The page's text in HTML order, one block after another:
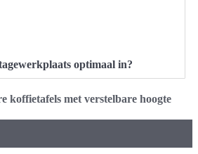
optimaal in?
koffietafels met verstelbare hoogte